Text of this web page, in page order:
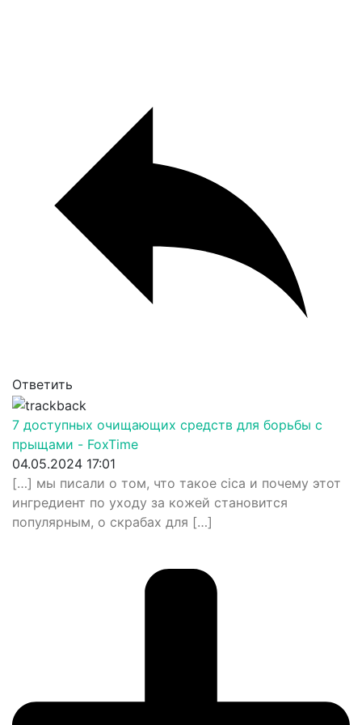
Ответить
7 доступных очищающих средств для борьбы с
прыщами - FoxTime
04.05.2024 17:01
[…] мы писали о том, что такое cica и почему этот
ингредиент по уходу за кожей становится
популярным, о скрабах для […]